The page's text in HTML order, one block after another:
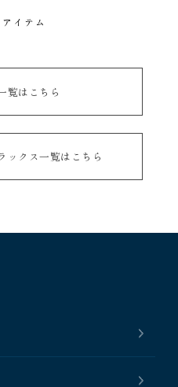
イテム
覧はこちら
ックス一覧はこちら